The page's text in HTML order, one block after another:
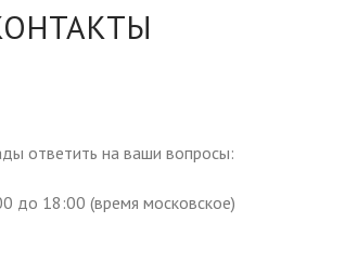
ответить на ваши вопросы:
до 18:00 (время московское)